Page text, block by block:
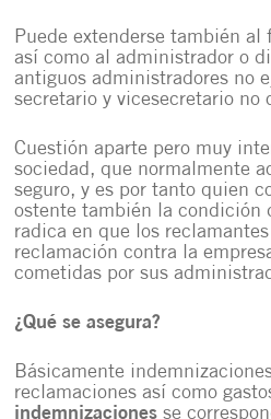
Puede extenderse también al
así como al administrador o
antiguos administradores no
secretario y vicesecretario no
Cuestión aparte pero muy
sociedad, que normalmente
seguro, y es por tanto quien
ostente también la condición
radica en que los
reclamación contra la
cometidas por sus
¿Qué se asegura?
Básicamente
reclamaciones así como
indemnizaciones se